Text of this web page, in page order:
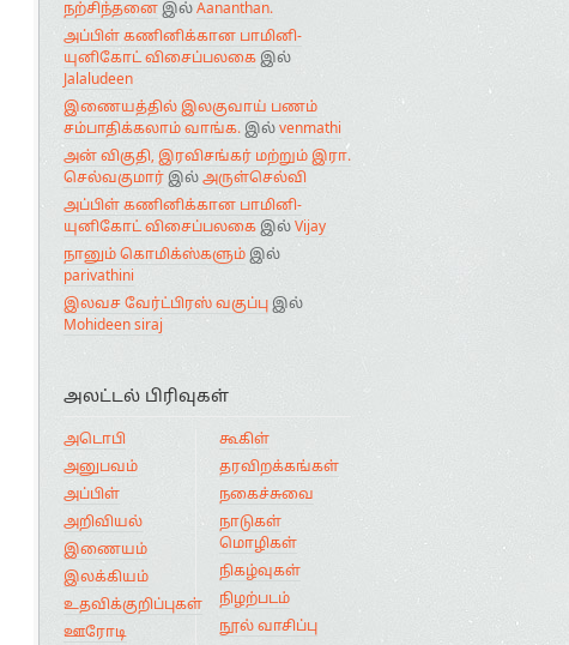
நற்சிந்தனை இல் Aananthan.
அப்பிள் கணினிக்கான பாமினி-
யுனிகோட் விசைப்பலகை இல்
Jalaludeen
இணையத்தில் இலகுவாய் பணம்
சம்பாதிக்கலாம் வாங்க. இல் venmathi
அன் விகுதி, இரவிசங்கர் மற்றும் இரா.
செல்வகுமார் இல் அருள்செல்வி
அப்பிள் கணினிக்கான பாமினி-
யுனிகோட் விசைப்பலகை இல் Vijay
நானும் கொமிக்ஸ்களும் இல்
parivathini
இலவச வேர்ட்பிரஸ் வகுப்பு இல்
Mohideen siraj
அலட்டல் பிரிவுகள்
அடொபி
அனுபவம்
அப்பிள்
அறிவியல்
இணையம்
இலக்கியம்
உதவிக்குறிப்புகள்
ஊரோடி
கூகிள்
தரவிறக்கங்கள்
நகைச்சுவை
நாடுகள்
மொழிகள்
நிகழ்வுகள்
நிழற்படம்
நூல் வாசிப்பு